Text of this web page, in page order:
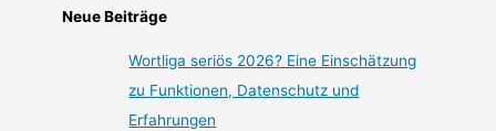
Neue Beiträge
Wortliga seriös 2026? Eine Einschätzung
zu Funktionen, Datenschutz und
Erfahrungen